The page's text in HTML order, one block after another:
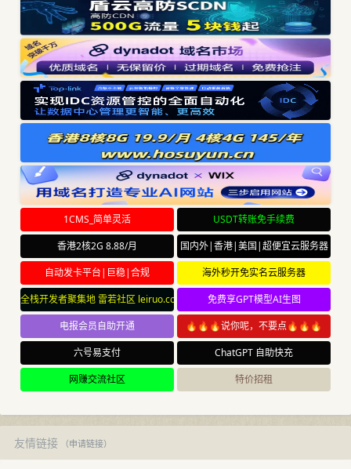
1CMS_简单灵活
USDT转账免手续费
香港2核2G 8.88/月
国内外|香港|美国|超便宜云服务器
自动发卡平台|巨稳|合规
海外秒开免实名云服务器
全栈开发者聚集地 雷若社区 leiruo.com
免费享GPT模型AI生图
电报会员自助开通
🔥🔥🔥说你呢，不要点🔥🔥🔥
六号易支付
ChatGPT 自助快充
网赚交流社区
特价招租
友情链接（申请链接）